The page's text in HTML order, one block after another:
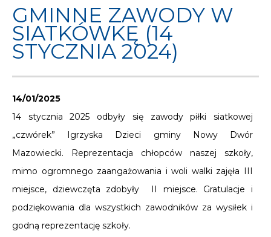
GMINNE ZAWODY W
SIATKÓWKĘ (14
STYCZNIA 2024)
14/01/2025
14 stycznia 2025 odbyły się zawody piłki siatkowej
„czwórek” Igrzyska Dzieci gminy Nowy Dwór
Mazowiecki. Reprezentacja chłopców naszej szkoły,
mimo ogromnego zaangażowania i woli walki zajęła III
miejsce, dziewczęta zdobyły II miejsce. Gratulacje i
podziękowania dla wszystkich zawodników za wysiłek i
godną reprezentację szkoły.